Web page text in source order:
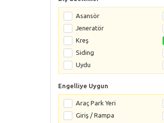
Asansör
Jeneratör
Kreş
Siding
Uydu
Engelliye Uygun
Araç Park Yeri
Giriş / Rampa